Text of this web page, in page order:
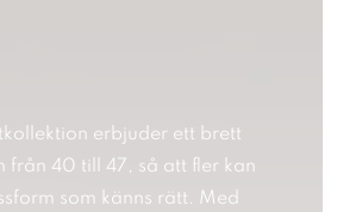
erbjuder ett brett
från 40 till 47, så att fler kan
som känns rätt. Med